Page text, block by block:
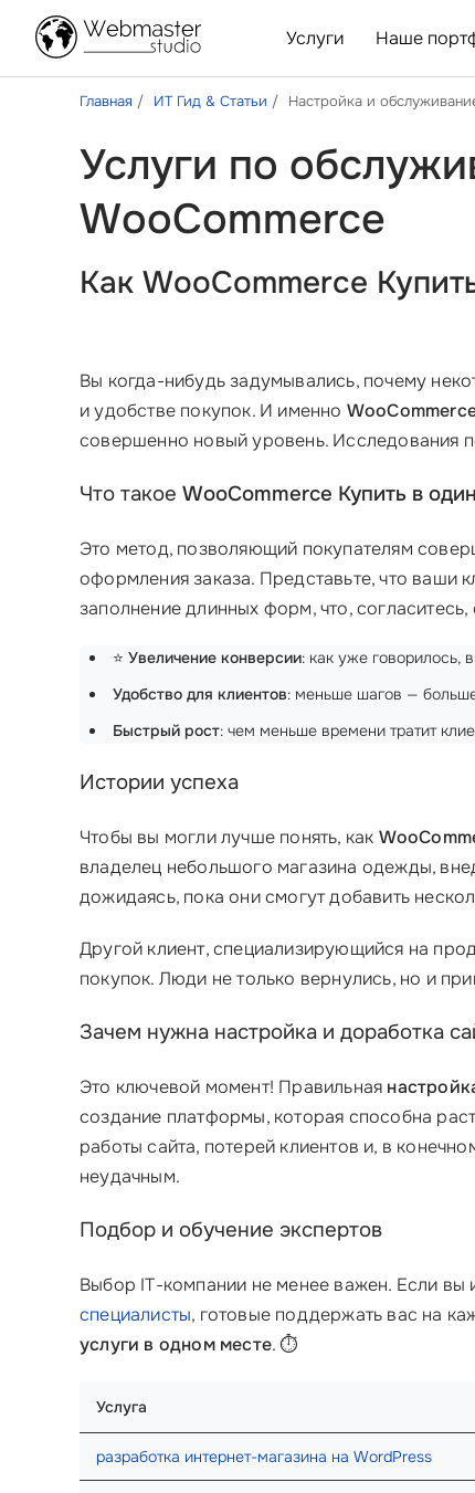
Услуги Наше
Главная ИТ Гид & Статьи Настройка и
Услуги по
WooCommerce
Как WooCommerce
Вы когда-нибудь задумывались, почему
и удобстве покупок. И именно
совершенно новый уровень. Исследования
Что такое WooCommerce Купить в
Это метод, позволяющий покупателям
оформления заказа. Представьте, что ваши
заполнение длинных форм, что,
⭐ Увеличение конверсии: как уже говорилось,
Удобство для клиентов: меньше шагов — больше
Быстрый рост: чем меньше времени тратит
Истории успеха
Чтобы вы могли лучше понять, как
владелец небольшого магазина одежды,
дожидаясь, пока они смогут добавить
Другой клиент, специализирующийся на
покупок. Люди не только вернулись, но и
Зачем нужна настройка и доработка
Это ключевой момент! Правильная
создание платформы, которая способна
работы сайта, потерей клиентов и, в
неудачным.
Подбор и обучение экспертов
Выбор IT-компании не менее важен. Если вы
специалисты, готовые поддержать вас на
услуги в одном месте. ⏱️
Услуга
разработка интернет-магазина на WordPress